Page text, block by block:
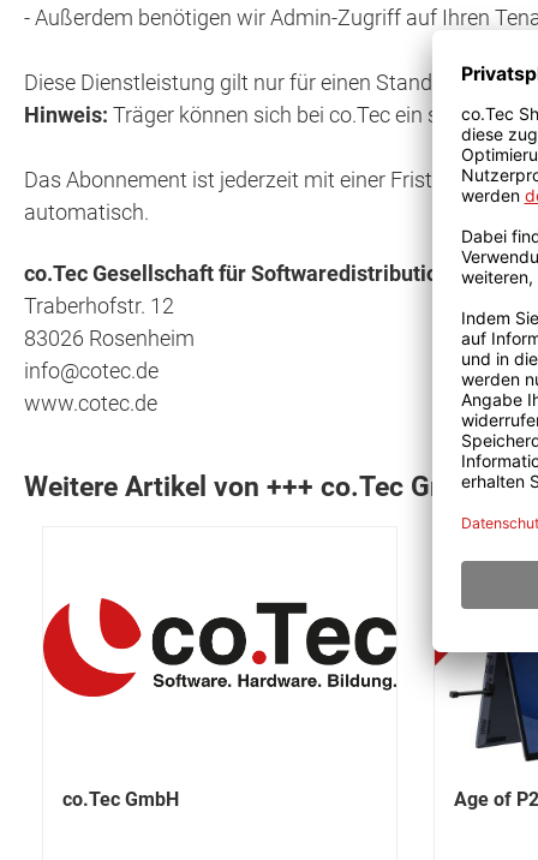
- Außerdem benötigen wir Admin-Zugriff auf Ihren
Diese Dienstleistung gilt nur für einen Standort.
Hinweis: Träger können sich bei co.Tec ein separates
Das Abonnement ist jederzeit mit einer Frist von vier
automatisch.
co.Tec Gesellschaft für Softwaredistribution mbH
Traberhofstr. 12
83026 Rosenheim
info@cotec.de
www.cotec.de
Weitere Artikel von +++ co.Tec GmbH
co.Tec GmbH Age of